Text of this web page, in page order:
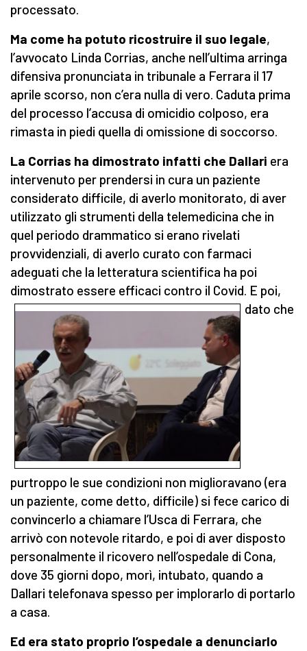
processato.
Ma come ha potuto ricostruire il suo legale,
l’avvocato Linda Corrias, anche nell’ultima arringa
difensiva pronunciata in tribunale a Ferrara il 17
aprile scorso, non c’era nulla di vero. Caduta prima
del processo l’accusa di omicidio colposo, era
rimasta in piedi quella di omissione di soccorso.
La Corrias ha dimostrato infatti che Dallari era
intervenuto per prendersi in cura un paziente
considerato difficile, di averlo monitorato, di aver
utilizzato gli strumenti della telemedicina che in
quel periodo drammatico si erano rivelati
provvidenziali, di averlo curato con farmaci
adeguati che la letteratura scientifica ha poi
dimostrato essere efficaci contro il Covid. E poi,
dato che
purtroppo le sue condizioni non miglioravano (era
un paziente, come detto, difficile) si fece carico di
convincerlo a chiamare l’Usca di Ferrara, che
arrivò con notevole ritardo, e poi di aver disposto
personalmente il ricovero nell’ospedale di Cona,
dove 35 giorni dopo, morì, intubato, quando a
Dallari telefonava spesso per implorarlo di portarlo
a casa.
Ed era stato proprio l’ospedale a denunciarlo